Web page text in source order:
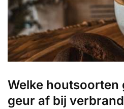
Welke houtsoorten
geur af bij